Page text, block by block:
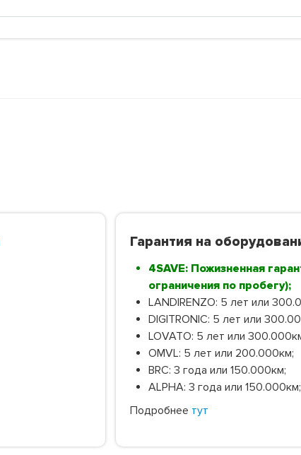
Гарантия на
4SAVE: Пожизненная
ограничения по пробегу);
LANDIRENZO: 5 лет или
DIGITRONIC: 5 лет или
LOVATO: 5 лет или
OMVL: 5 лет или 200.000км;
BRC: 3 года или 150.000км;
ALPHA: 3 года или 150.000км;
Подробнее тут